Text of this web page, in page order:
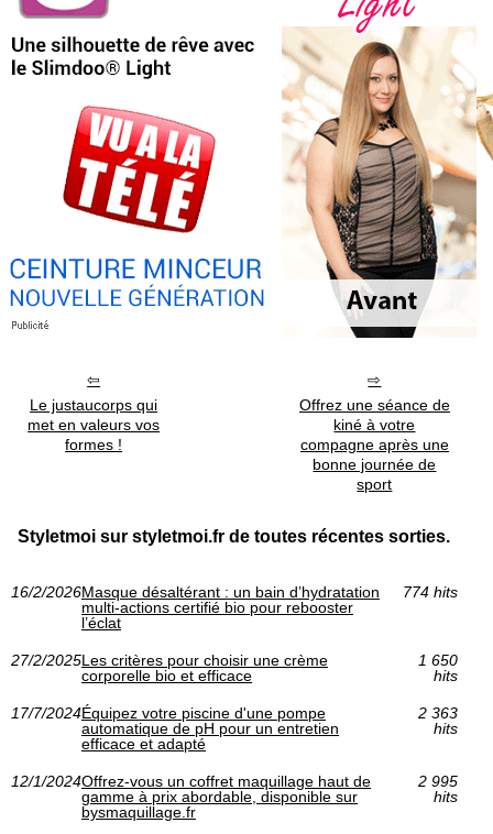
Le justaucorps qui
met en valeurs vos
formes !
Offrez une séance de
kiné à votre
compagne après une
bonne journée de
sport
Styletmoi sur styletmoi.fr de toutes récentes sorties.
16/2/2026Masque désaltérant : un bain d’hydratation
multi-actions certifié bio pour rebooster
l’éclat
774 hits
27/2/2025Les critères pour choisir une crème
corporelle bio et efficace
1 650
hits
17/7/2024Équipez votre piscine d'une pompe
automatique de pH pour un entretien
efficace et adapté
2 363
hits
12/1/2024Offrez-vous un coffret maquillage haut de
gamme à prix abordable, disponible sur
bysmaquillage.fr
2 995
hits